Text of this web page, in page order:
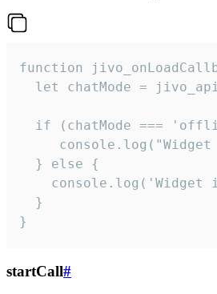
function
let chatMode =
if (chatMode ===
console.log("Widget
  } else {
console.log('Widget
  }
}
startCall#